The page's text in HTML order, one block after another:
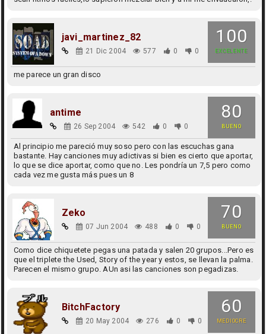
100
EXCELENTE
javi_martinez_82
21 Dic 2004 577 0 0
me parece un gran disco
80
BUENO
antime
26 Sep 2004 542 0 0
Al principio me pareció muy soso pero con las escuchas gana
bastante. Hay canciones muy adictivas si bien es cierto que aportar,
lo que se dice aportar, como que no. Les pondría un 7,5 pero como
cada vez me gusta más pues un 8
70
BUENO
Zeko
07 Jun 2004 488 0 0
Como dice chiquetete pegas una patada y salen 20 grupos...Pero es
que el triplete the Used, Story of the year y estos, se llevan la palma.
Parecen el mismo grupo. AUn asi las canciones son pegadizas.
60
MEDIOCRE
BitchFactory
20 May 2004 276 0 0